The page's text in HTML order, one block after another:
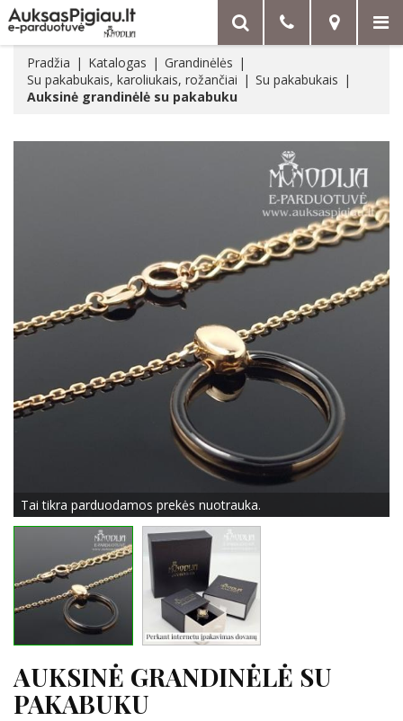
Pradžia Katalogas
Grandinėlės
Su pakabukais, karoliukais, rožančiai
Su pakabukais
Auksinė grandinėlė su pakabuku
Tai tikra parduodamos prekės nuotrauka.
AUKSINĖ GRANDINĖLĖ SU
PAKABUKU